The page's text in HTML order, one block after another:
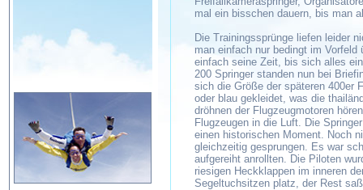
mal ein bisschen dauern, bis man
Die Trainingssprünge liefen leider
man einfach nur bedingt im
einfach seine Zeit, bis sich alles
200 Springer standen nun bei
sich die Größe der späteren 400er
oder blau gekleidet, was die
dröhnen der Flugzeugmotoren
Flugzeugen in die Luft. Die
einen historischen Moment. Noch
gleichzeitig gesprungen. Es war
aufgereiht anrollten. Die Piloten
riesigen Heckklappen im inneren
Segeltuchsitzen platz, der Rest